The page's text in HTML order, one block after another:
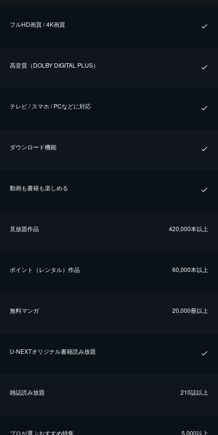
フルHD画質 / 4K画質
⾼⾳質（DOLBY DIGITAL PLUS）
テレビ / スマホ / PCなどに対応
ダウンロード機能
動画も書籍も楽しめる
⾒放題作品 420,000本以上
ポイント（レンタル）作品 60,000本以上
無料マンガ 20,000冊以上
U-NEXTオリジナル書籍読み放題
雑誌読み放題 210誌以上
プロが選ぶおすすめ特集 5,000以上